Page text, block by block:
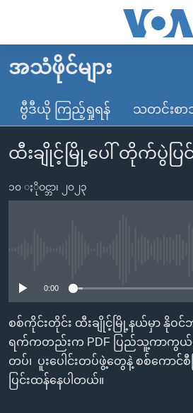
လွယ်ကူ
သည့်
Link
များ
ပင်မ
ပင်မ
အ
ညွန်း
စာမျက်နှာ
သို့
မူလစာမျက်နှာ
မြန်မာ
ကမ္ဘာ့သတင်းများ
နိုင်ငံတကာ
တရုတ်
ဗွီဒီယို
ရပ်ဝန်းတခု လမ်းတခု အလွန်
ရုပ်ရှင်ထဲက အင်္ဂလိပ်စာ
သုတပဒေသာ အင်္ဂလိပ်စာ
တီဗွီ
ရေဒီယို/တီဗွီအစီအစဉ်
Learning English
ဗွီအိုအေ လူမှုကွန်ယက်များ
အသံဖိုင်များ
ဗွီဒီယို ကြည့်ရှုရန် သတင်းစာ
ထီးချိုင့်မြို့ပေါ် တိုက်ပွဲပ
၁၀ ႏိုဝင္ဘာ၊ ၂၀၂၃
0:00
စစ်ကိုင်းတိုင်း ထီးချိုင့်မြို့နယ်မှာ နိုဝင်
ရက်ကတည်းက PDF ပြည်သူ့ကာကွယ်
တပ်၊ ပူးပေါင်းတပ်ဖွဲ့တွေနဲ့ စစ်ကောင်
ပြင်းထန်နေပါတယ်။